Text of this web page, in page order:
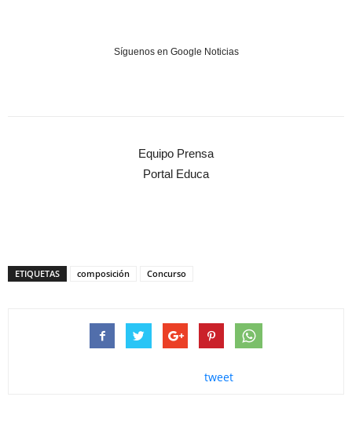
Síguenos en Google Noticias
Equipo Prensa
Portal Educa
ETIQUETAS composición Concurso
tweet